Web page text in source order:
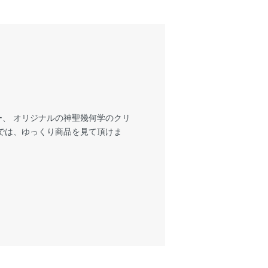
オリジナルの神聖幾何学のクリ
、ゆっくり商品を見て頂けま